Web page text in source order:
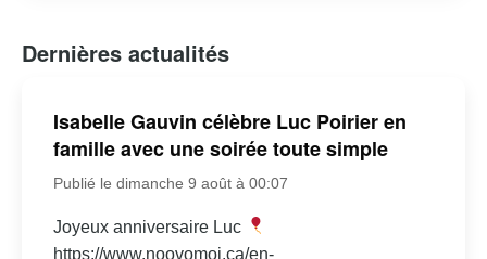
Dernières actualités
Isabelle Gauvin célèbre Luc Poirier en
famille avec une soirée toute simple
Publié le dimanche 9 août à 00:07
Joyeux anniversaire Luc
https://www.noovomoi.ca/en-